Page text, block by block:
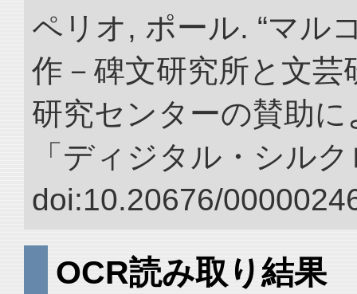
ペリオ, ポール. “マル
作－碑文研究所と文
研究センターの賛助に
「ディジタル・シル
doi:10.20676/
OCR読み取り結果